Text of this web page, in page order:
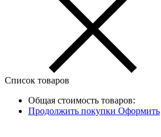
Список товаров
Общая стоимость товаров:
Продолжить покупки Оформить